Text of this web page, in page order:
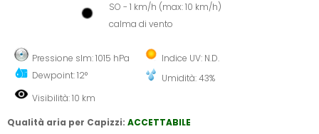
SO - 1 km/h (max: 10 km/h)
calma di vento
Pressione slm: 1015 hPa
Dewpoint: 12°
Indice UV: N.D.
Umidità: 43%
Visibilità: 10 km
Qualità aria per Capizzi: ACCETTABILE